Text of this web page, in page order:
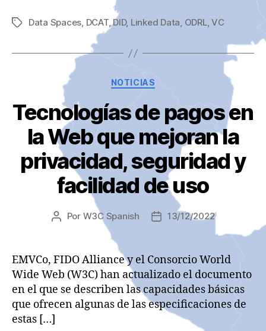
Etiquetas
Data Spaces, DCAT,DID, Linked Data, ODRL,VC
Categorías
NOTICIAS
Tecnologías de pagos en
la Web que mejoran la
privacidad, seguridad y
facilidad de uso
Autor
entrada
Por W3C Spanish
Fecha
entrada
13/12/2022
EMVCo, FIDO Alliance y el Consorcio World
Wide Web (W3C) han actualizado el documento
en el que se describen las capacidades básicas
que ofrecen algunas de las especificaciones de
estas […]